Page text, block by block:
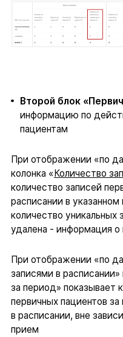
Второй блок
информацию по
пациентам
При отображении «по
колонка «Количество
количество записей
расписании в
количество уникальных
удалена - информация о
При отображении «по
записями в
за период» показывает
первичных пациентов
в расписании, вне
прием